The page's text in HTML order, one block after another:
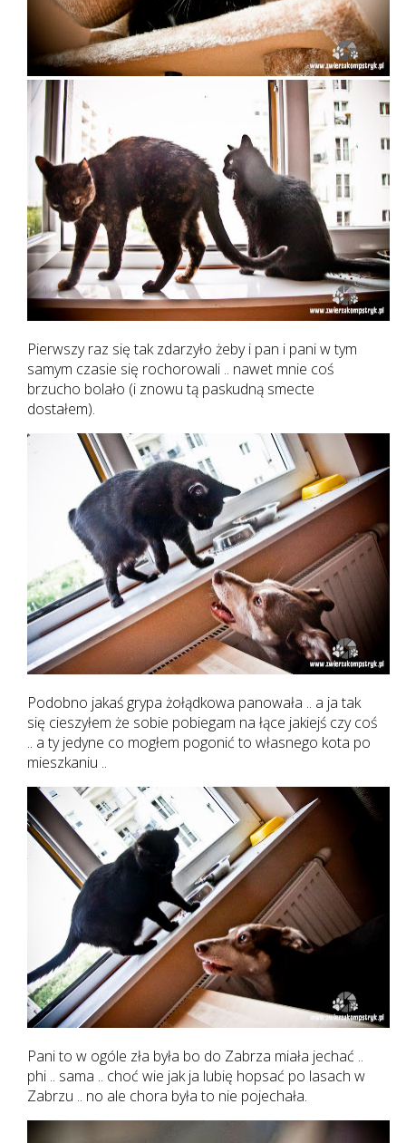
Pierwszy raz się tak zdarzyło żeby i pan i pani w tym
samym czasie się rochorowali .. nawet mnie coś
brzucho bolało (i znowu tą paskudną smecte
dostałem).
Podobno jakaś grypa żołądkowa panowała .. a ja tak
się cieszyłem że sobie pobiegam na łące jakiejś czy coś
.. a ty jedyne co mogłem pogonić to własnego kota po
mieszkaniu ..
Pani to w ogóle zła była bo do Zabrza miała jechać ..
phi .. sama .. choć wie jak ja lubię hopsać po lasach w
Zabrzu .. no ale chora była to nie pojechała.